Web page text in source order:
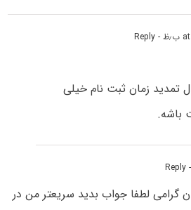
- Reply
تمدید زمان ثبت نام خیلی
باشه.
-
گرامی لطفا جواب بدید سریعتر من در